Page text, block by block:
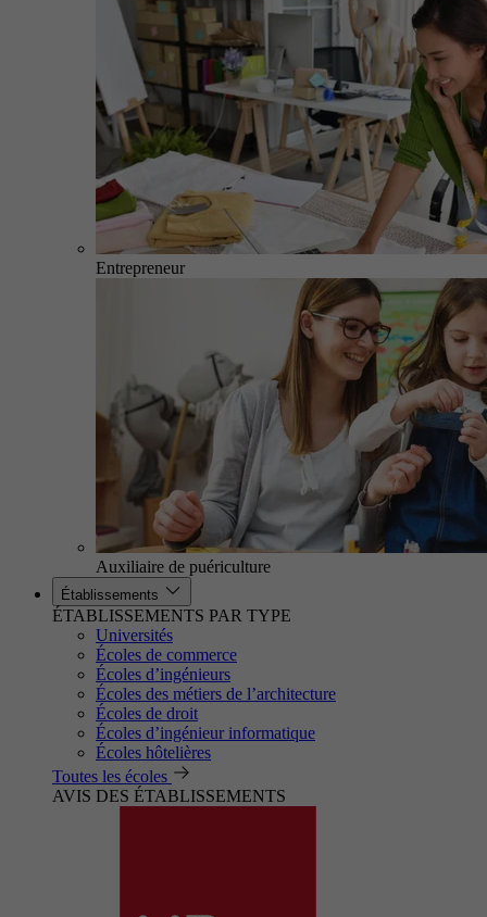
Entrepreneur
Auxiliaire de puériculture
Établissements
ÉTABLISSEMENTS PAR TYPE
Universités
Écoles de commerce
Écoles d’ingénieurs
Écoles des métiers de l’architecture
Écoles de droit
Écoles d’ingénieur informatique
Écoles hôtelières
Toutes les écoles
AVIS DES ÉTABLISSEMENTS